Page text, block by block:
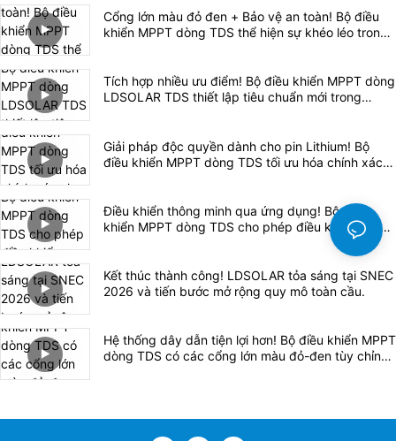
Cổng lớn màu đỏ đen + Bảo vệ an toàn! Bộ điều
khiển MPPT dòng TDS thể hiện sự khéo léo trong
Tích hợp nhiều ưu điểm! Bộ điều khiển MPPT dòng
LDSOLAR TDS thiết lập tiêu chuẩn mới trong
Giải pháp độc quyền dành cho pin Lithium! Bộ
điều khiển MPPT dòng TDS tối ưu hóa chính xác
Điều khiển thông minh qua ứng dụng! Bộ điều
khiển MPPT dòng TDS cho phép điều khiển hoàn
Kết thúc thành công! LDSOLAR tỏa sáng tại SNEC
2026 và tiến bước mở rộng quy mô toàn cầu.
Hệ thống dây dẫn tiện lợi hơn! Bộ điều khiển MPPT
dòng TDS có các cổng lớn màu đỏ-đen tùy chỉnh